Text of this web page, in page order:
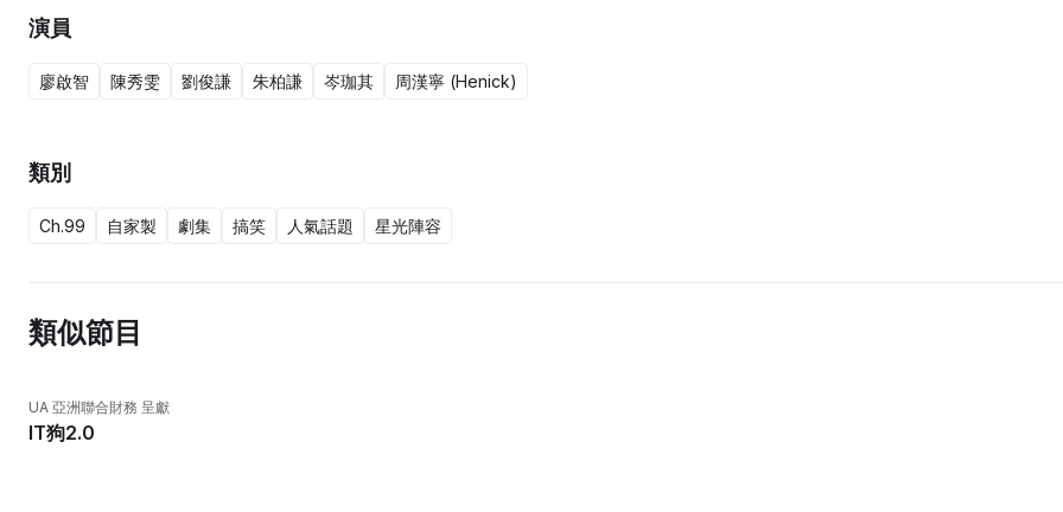
演員
廖啟智 陳秀雯 劉俊謙 朱柏謙 岑珈其 周漢寧 (Henick)
類別
Ch.99 自家製 劇集 搞笑 人氣話題 星光陣容
類似節目
UA 亞洲聯合財務 呈獻
IT狗2.0